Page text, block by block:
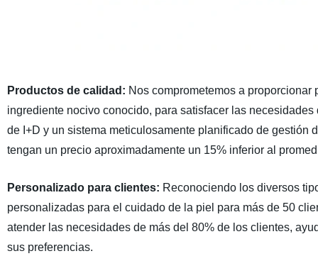
Productos de calidad: Nos comprometemos a
ingrediente nocivo conocido, para satisfacer las
de I+D y un sistema meticulosamente planificado de gestión
tengan un precio aproximadamente un 15% inferior al
Personalizado para clientes: Reconociendo los diversos
personalizadas para el cuidado de la piel para más de 50
atender las necesidades de más del 80% de los clientes,
sus preferencias.